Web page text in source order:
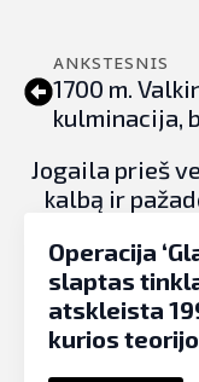
ANKSTESNIS
1700 m.
kulminacija,
Jogaila prieš
kalbą ir
Operacija
slaptas
atskleista
kurios